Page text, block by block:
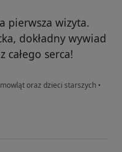
pierwsza wizyta.
dokładny wywiad
całego serca!
oraz dzieci starszych •